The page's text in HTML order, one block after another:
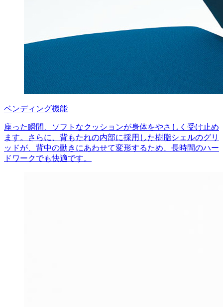
ベンディング機能
座った瞬間、ソフトなクッションが身体をやさしく受け止め
ます。さらに、背もたれの内部に採用した樹脂シェルのグリ
ッドが、背中の動きにあわせて変形するため、長時間のハー
ドワークでも快適です。